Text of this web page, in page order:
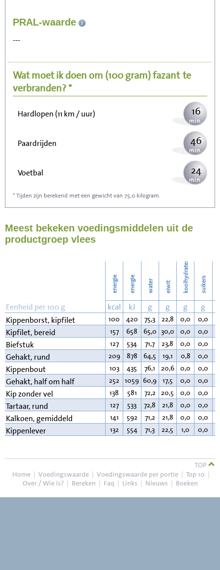
PRAL-waarde
---
Wat moet ik doen om (100 gram)fazant te
verbranden? *
Zitten, tv kijken
Wandelen (5 km/uur)
Hardlopen (11 km / uur) 16
Paardrijden 46
Voetbal 24
Stofzuigen
Strijken 80
92
* Tijden zijn berekend met een gewicht van 75,0 kilogram.
Meest bekeken voedingsmiddelen uit de
productgroep vlees
energie energie water eiwit koolhydraten suikers
Eenheid per 100 g kcal kJ g g g g
Kippenborst, kipfilet
100 420 75,3 22,8 0,0 0,0
Kipfilet, bereid 157 658 65,0 30,0 0,0 0,0
Biefstuk 127 534 71,7 23,8 0,0 0,0
Gehakt, rund 209 878 64,5 19,1 0,8 0,0
Kippenbout 103 435 76,1 20,6 0,0 0,0
Gehakt, half om half 252 1059 60,9 17,5 0,0 0,0
Kip zonder vel 138 581 72,2 20,5 0,0 0,0
Tartaar, rund 127 533 72,8 21,8 0,0 0,0
Kalkoen, gemiddeld 141 592 71,2 21,8 0,0 0,0
Kippenlever 132 554 71,3 22,5 1,0 0,0
TOP
Home | Voedingswaarde | Voedingswaarde per portie | Top 10 |
Over / Wie is? | Bereken | Faq | Links | Nieuws | Boeken